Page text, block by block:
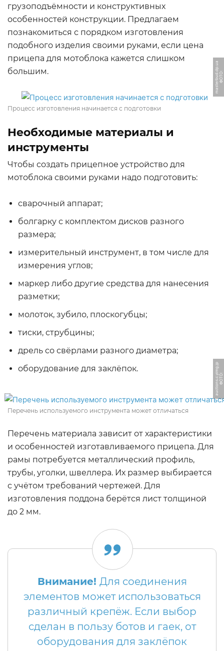
грузоподъёмности и конструктивных
особенностей конструкции. Предлагаем
познакомиться с порядком изготовления
подобного изделия своими руками, если цена
прицепа для мотоблока кажется слишком
большим.
Ф
О
Т
О:
m
a
s
t
e
r
b
u
d.
d
p.
u
a
Процесс изготовления начинается с подготовки
Необходимые материалы и
инструменты
Чтобы создать прицепное устройство для
мотоблока своими руками надо подготовить:
сварочный аппарат;
болгарку с комплектом дисков разного
размера;
измерительный инструмент, в том числе для
измерения углов;
маркер либо другие средства для нанесения
разметки;
молоток, зубило, плоскогубцы;
тиски, струбцины;
дрель со свёрлами разного диаметра;
оборудование для заклёпок.
Ф
О
Т
О:
a
u
c
ti
o
n
s.
c.
yi
m
g.j
p
Перечень используемого инструмента может отличаться
Перечень материала зависит от характеристики
и особенностей изготавливаемого прицепа. Для
рамы потребуется металлический профиль,
трубы, уголки, швеллера. Их размер выбирается
с учётом требований чертежей. Для
изготовления поддона берётся лист толщиной
до 2 мм.
Внимание! Для соединения
элементов может использоваться
различный крепёж. Если выбор
сделан в пользу ботов и гаек, от
оборудования для заклёпок